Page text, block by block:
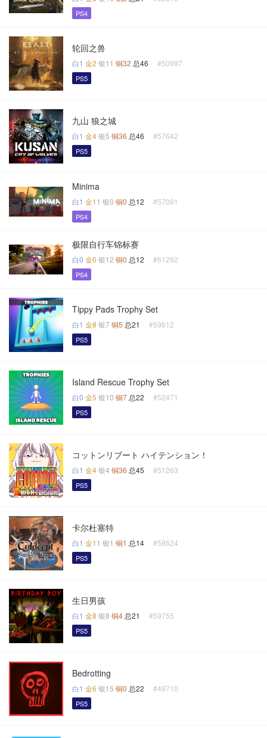
PS4
轮回之兽
白1 金2 银11 铜32 总46 #50997
PS5
九山 狼之城
白1 金4银5 铜36 总46 #57642
PS5
Minima
白1 金11 银0 铜0 总12 #57091
PS4
极限自行车锦标赛
白0 金0 银12 铜0 总12 #61292
PS4
Tippy Pads Trophy Set
白1 金8 银7 铜5 总21 #59612
PS5
Island Rescue Trophy Set
白0 金5 银10 铜7 总22 #52471
PS5
コットンリブート ハイテンション！
白1 金4银4 铜36 总45 #51263
PS5
卡尔杜塞特
白1 金11 银1 铜1 总14 #58624
PS5
生日男孩
白1 金8 银8 铜4 总21 #59755
PS5
Bedrotting
白1 金6 银15 铜0 总22 #49710
PS5